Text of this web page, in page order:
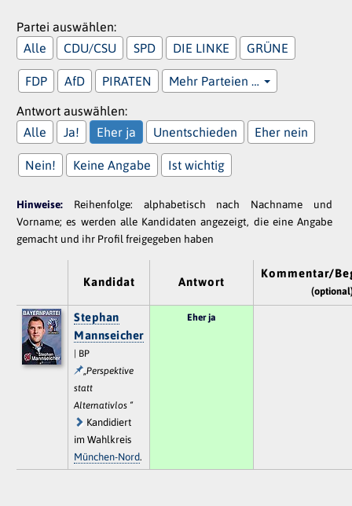
Partei auswählen:
Alle
CDU/CSU SPD DIE LINKE GRÜNE
FDP AfD PIRATEN Mehr Parteien …
Antwort auswählen:
Alle
Ja! Eher ja Unentschieden Eher nein
Nein! Keine Angabe Ist wichtig
Hinweise: Reihenfolge: alphabetisch nach Nachname und
Vorname; es werden alle Kandidaten angezeigt, die eine Angabe
gemacht und ihr Profil freigegeben haben
Kandidat Antwort
Kommentar/
Stephan
Mannseicher
| BP
„Perspektive
statt
Alternativlos “
Kandidiert
im Wahlkreis
München-Nord.
Eher ja